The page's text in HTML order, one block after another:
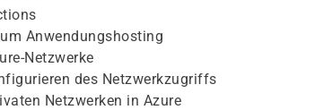
Anwendungshosting
Netzwerke
des Netzwerkzugriffs
Netzwerken in Azure